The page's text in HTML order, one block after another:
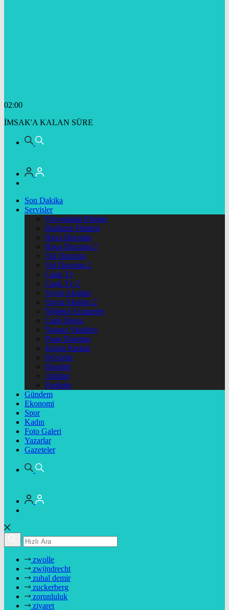
02:00
İMSAK'A KALAN SÜRE
Son Dakika
Servisler
Vizyondaki Filmler
Haftanin Filmleri
Hava Durumu
Hava Durumu 2
Yol Durumu
Yol Durumu 2
Canlı Tv
Canlı Tv 2
Yayın Akışları
Yayın Akışları 2
Nöbetçi Eczaneler
Canlı Borsa
Namaz Vakitleri
Puan Durumu
Kripto Paralar
Dövizler
Hisseler
Altınlar
Pariteler
Gündem
Ekonomi
Spor
Kadın
Foto Galeri
Yazarlar
Gazeteler
zwolle
zwijndrecht
zuhal demir
zuckerberg
zorunluluk
ziyaret